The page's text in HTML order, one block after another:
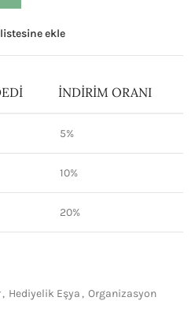
ekle
İNDIRIM ORANI
5%
10%
20%
, Hediyelik Eşya , Organizasyon